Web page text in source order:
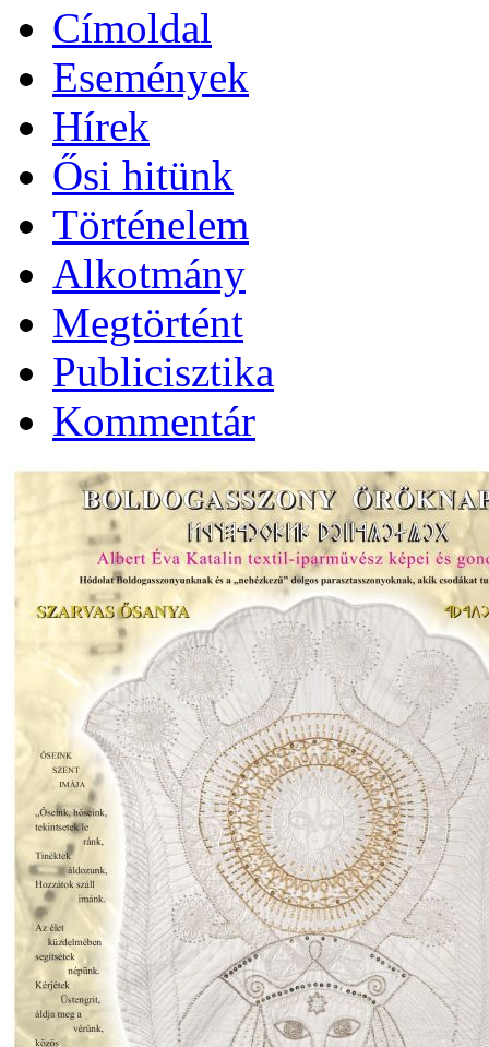
Címoldal
Események
Hírek
Ősi hitünk
Történelem
Alkotmány
Megtörtént
Publicisztika
Kommentár